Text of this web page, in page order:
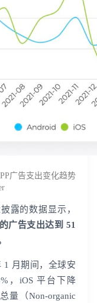
广告支出变化趋势
露的数据显示，
广告支出达到 51
1 月期间，全球安
，iOS 平台下降
量（Non-organic